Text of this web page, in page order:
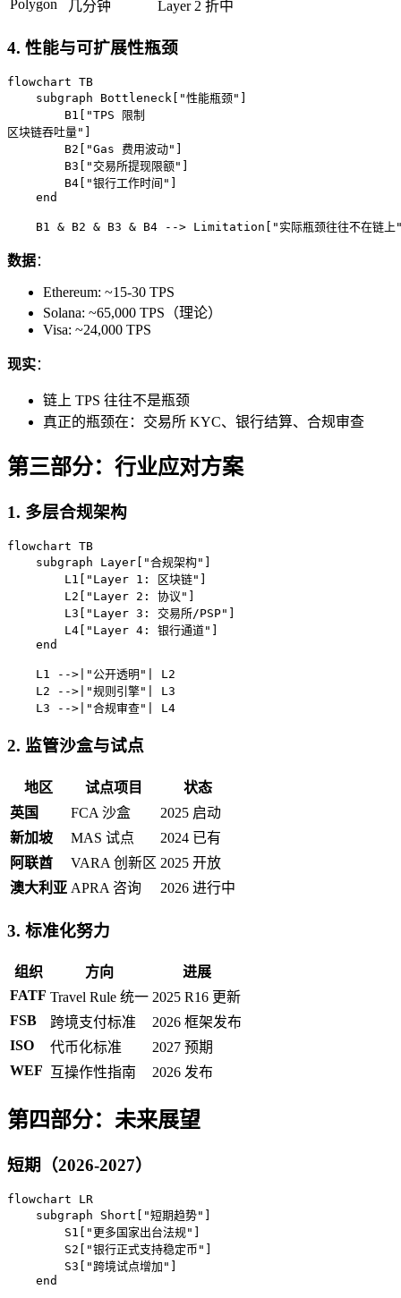
Polygon 几分钟 Layer 2 折中
4. 性能与可扩展性瓶颈
flowchart TB
    subgraph Bottleneck["性能瓶颈"]
        B1["TPS 限制
区块链吞吐量"]
        B2["Gas 费用波动"]
        B3["交易所提现限额"]
        B4["银行工作时间"]
    end
B1 & B2 & B3 & B4 --> Limitation["实际瓶颈往往不在链上
数据：
Ethereum: ~15-30 TPS
Solana: ~65,000 TPS（理论）
Visa: ~24,000 TPS
现实：
链上 TPS 往往不是瓶颈
真正的瓶颈在：交易所 KYC、银行结算、合规审查
第三部分：行业应对方案
1. 多层合规架构
flowchart TB
    subgraph Layer["合规架构"]
        L1["Layer 1: 区块链"]
        L2["Layer 2: 协议"]
        L3["Layer 3: 交易所/PSP"]
        L4["Layer 4: 银行通道"]
    end
    L1 -->|"公开透明"| L2
    L2 -->|"规则引擎"| L3
    L3 -->|"合规审查"| L4
2. 监管沙盒与试点
地区 试点项目
状态
英国
FCA 沙盒
2025 启动
新加坡
MAS 试点
2024 已有
阿联酋
VARA 创新区 2025 开放
澳大利亚 APRA 咨询 2026 进行中
3. 标准化努力
组织 方向
进展
FATF Travel Rule 统一 2025 R16 更新
FSB
跨境支付标准
2026 框架发布
ISO
代币化标准
2027 预期
WEF 互操作性指南 2026 发布
第四部分：未来展望
短期（2026-2027）
flowchart LR
    subgraph Short["短期趋势"]
        S1["更多国家出台法规"]
        S2["银行正式支持稳定币"]
        S3["跨境试点增加"]
    end